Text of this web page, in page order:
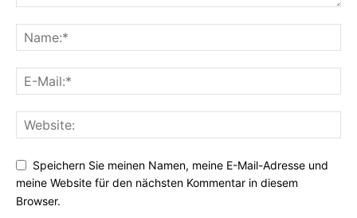
Speichern Sie meinen Namen, meine E-Mail-Adresse und
meine Website für den nächsten Kommentar in diesem
Browser.